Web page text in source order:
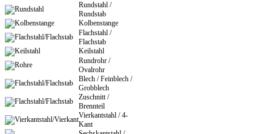
Rundstahl /
Rundstab
Kolbenstange
Flachstahl /
Flachstab
Keilstahl
Rundrohr /
Ovalrohr
Blech / Feinblech /
Grobblech
Zuschnitt /
Brennteil
Vierkantstahl / 4-
Kant